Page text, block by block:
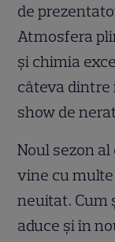
de
Atmosfera
și chimia
câteva dintre
show de
Noul sezon
vine cu
neuitat. Cum
aduce și în